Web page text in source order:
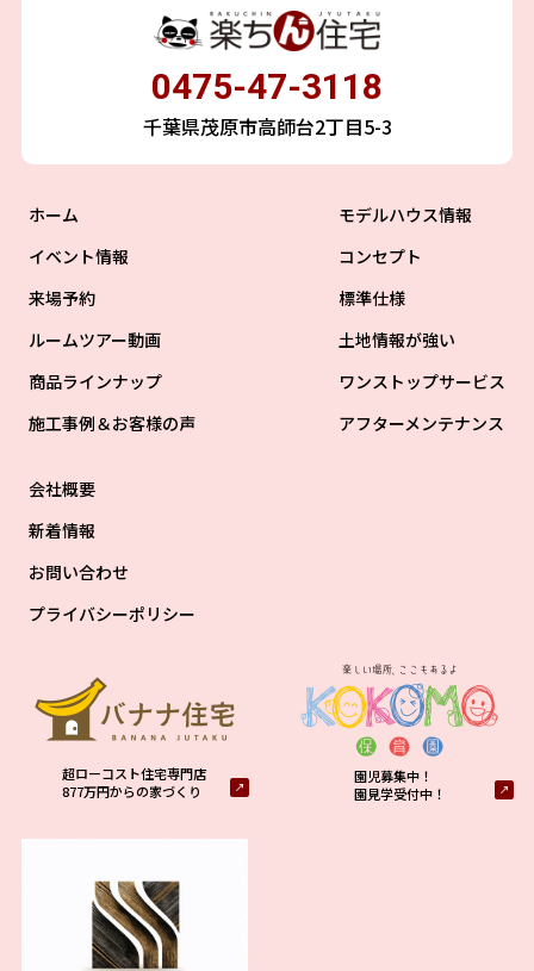
0475-47-3118
千葉県茂原市高師台2丁目5-3
ホーム
イベント情報
来場予約
ルームツアー動画
商品ラインナップ
施工事例＆お客様の声
モデルハウス情報
コンセプト
標準仕様
土地情報が強い
ワンストップサービス
アフターメンテナンス
会社概要
新着情報
お問い合わせ
プライバシーポリシー
超ローコスト住宅専門店
877万円からの家づくり
園児募集中！
園見学受付中！